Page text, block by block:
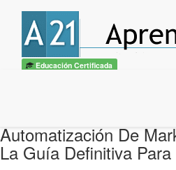
Educación Certificada
Automatización De
La Guía Definitiva